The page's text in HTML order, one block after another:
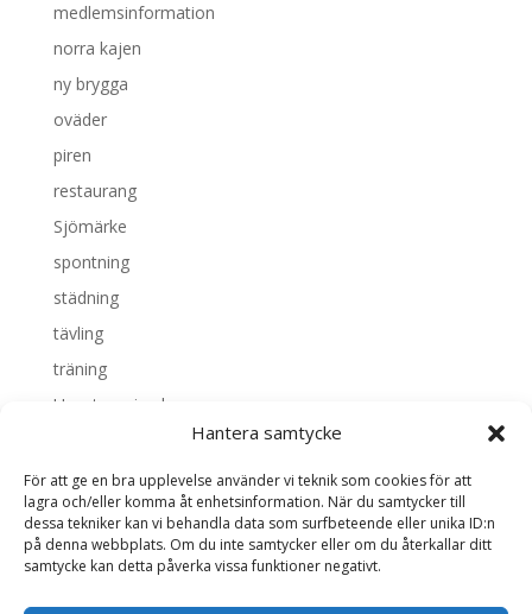
Hantera samtycke
För att ge en bra upplevelse använder vi teknik som cookies för att
lagra och/eller komma åt enhetsinformation. När du samtycker till
dessa tekniker kan vi behandla data som surfbeteende eller unika ID:n
på denna webbplats. Om du inte samtycker eller om du återkallar ditt
samtycke kan detta påverka vissa funktioner negativt.
medlemsinformation
norra kajen
ny brygga
oväder
piren
restaurang
Sjömärke
spontning
städning
tävling
träning
Uncategorized
vattenrättsfrågan
Meta
Logga in
Flöde för inlägg